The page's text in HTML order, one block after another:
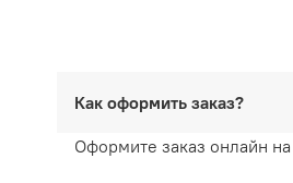
Как оформить заказ?
Оформите заказ онлайн